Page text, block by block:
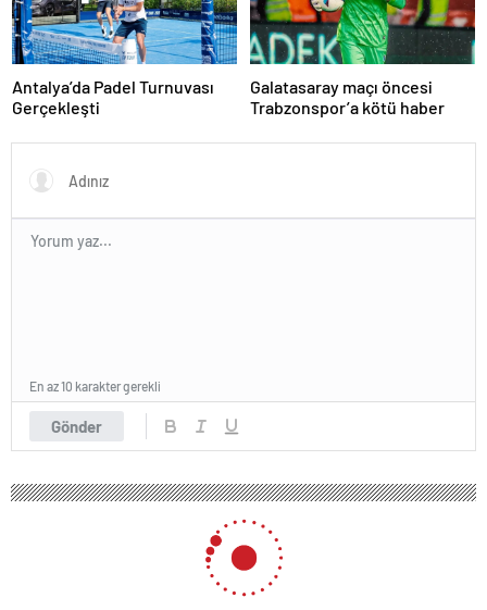
Antalya’da Padel Turnuvası
Gerçekleşti
Galatasaray maçı öncesi
Trabzonspor’a kötü haber
Gönder
En az 10 karakter gerekli